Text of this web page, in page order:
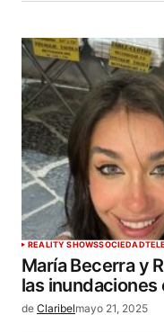
REALITY SHOWSSOCIEDAD
María Becerra y
las inundaciones
de Claribelmayo 21, 2025